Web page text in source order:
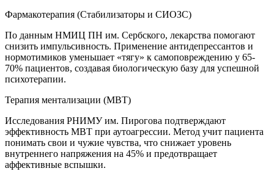
Фармакотерапия (Стабилизаторы и СИОЗС)
По данным НМИЦ ПН им. Сербского, лекарства помогают
снизить импульсивность. Применение антидепрессантов и
нормотимиков уменьшает «тягу» к самоповреждению у 65-
70% пациентов, создавая биологическую базу для успешной
психотерапии.
Терапия ментализации (MBT)
Исследования РНИМУ им. Пирогова подтверждают
эффективность MBT при аутоагрессии. Метод учит пациента
понимать свои и чужие чувства, что снижает уровень
внутреннего напряжения на 45% и предотвращает
аффективные вспышки.